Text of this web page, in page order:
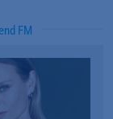
FM